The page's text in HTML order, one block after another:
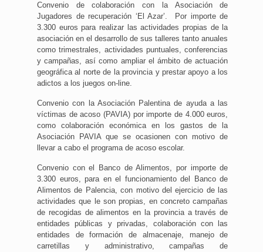
Convenio de colaboración con la Asociación de
Jugadores de recuperación ‘El Azar’. Por importe de
3.300 euros para realizar las actividades propias de la
asociación en el desarrollo de sus talleres tanto anuales
como trimestrales, actividades puntuales, conferencias
y campañas, así como ampliar el ámbito de actuación
geográfica al norte de la provincia y prestar apoyo a los
adictos a los juegos on-line.
Convenio con la Asociación Palentina de ayuda a las
víctimas de acoso (PAVIA) por importe de 4.000 euros,
como colaboración económica en los gastos de la
Asociación PAVIA que se ocasionen con motivo de
llevar a cabo el programa de acoso escolar.
Convenio con el Banco de Alimentos, por importe de
3.300 euros, para en el funcionamiento del Banco de
Alimentos de Palencia, con motivo del ejercicio de las
actividades que le son propias, en concreto campañas
de recogidas de alimentos en la provincia a través de
entidades públicas y privadas, colaboración con las
entidades de formación de almacenaje, manejo de
carretillas y administrativo, campañas de